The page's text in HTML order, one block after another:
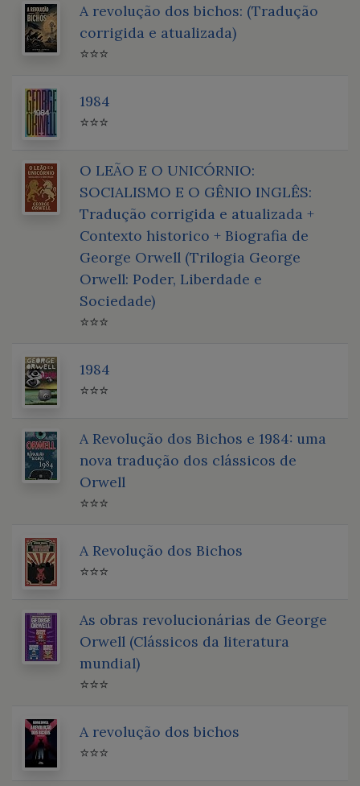
A revolução dos bichos: (Tradução
corrigida e atualizada)
⭐⭐⭐
1984
⭐⭐⭐
O LEÃO E O UNICÓRNIO:
SOCIALISMO E O GÊNIO INGLÊS:
Tradução corrigida e atualizada +
Contexto historico + Biografia de
George Orwell (Trilogia George
Orwell: Poder, Liberdade e
Sociedade)
⭐⭐⭐
1984
⭐⭐⭐
A Revolução dos Bichos e 1984: uma
nova tradução dos clássicos de
Orwell
⭐⭐⭐
A Revolução dos Bichos
⭐⭐⭐
As obras revolucionárias de George
Orwell (Clássicos da literatura
mundial)
⭐⭐⭐
A revolução dos bichos
⭐⭐⭐